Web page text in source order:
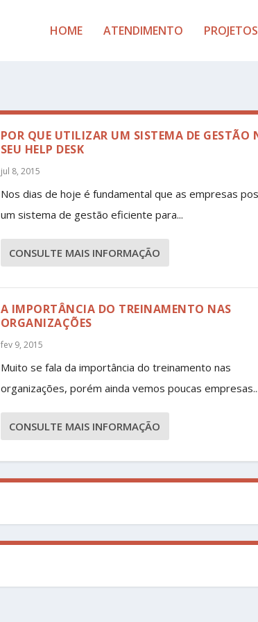
HOME ATENDIMENTO PROJETOS
POR QUE UTILIZAR UM SISTEMA DE GESTÃO
SEU HELP DESK
jul 8, 2015
Nos dias de hoje é fundamental que as empresas
um sistema de gestão eficiente para...
CONSULTE MAIS INFORMAÇÃO
A IMPORTÂNCIA DO TREINAMENTO NAS
ORGANIZAÇÕES
fev 9, 2015
Muito se fala da importância do treinamento nas
organizações, porém ainda vemos poucas
CONSULTE MAIS INFORMAÇÃO